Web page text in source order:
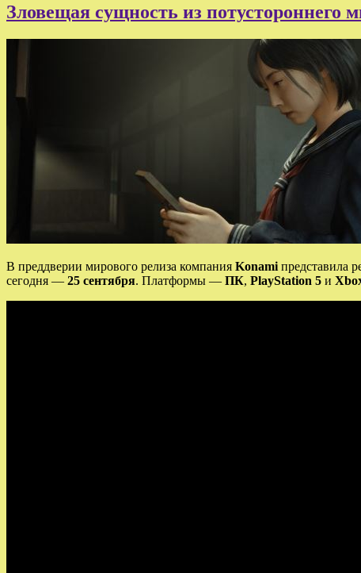
Зловещая сущность из
В преддверии мирового релиза компания Konami представила
сегодня — 25 сентября. Платформы — ПК, PlayStation 5 и